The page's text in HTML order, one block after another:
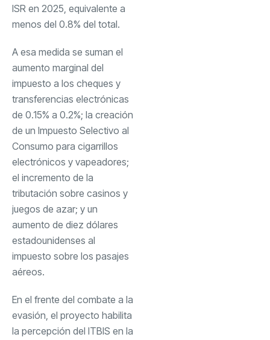
ISR en 2025, equivalente a
menos del 0.8% del total.
A esa medida se suman el
aumento marginal del
impuesto a los cheques y
transferencias electrónicas
de 0.15% a 0.2%; la creación
de un Impuesto Selectivo al
Consumo para cigarrillos
electrónicos y vapeadores;
el incremento de la
tributación sobre casinos y
juegos de azar; y un
aumento de diez dólares
estadounidenses al
impuesto sobre los pasajes
aéreos.
En el frente del combate a la
evasión, el proyecto habilita
la percepción del ITBIS en la